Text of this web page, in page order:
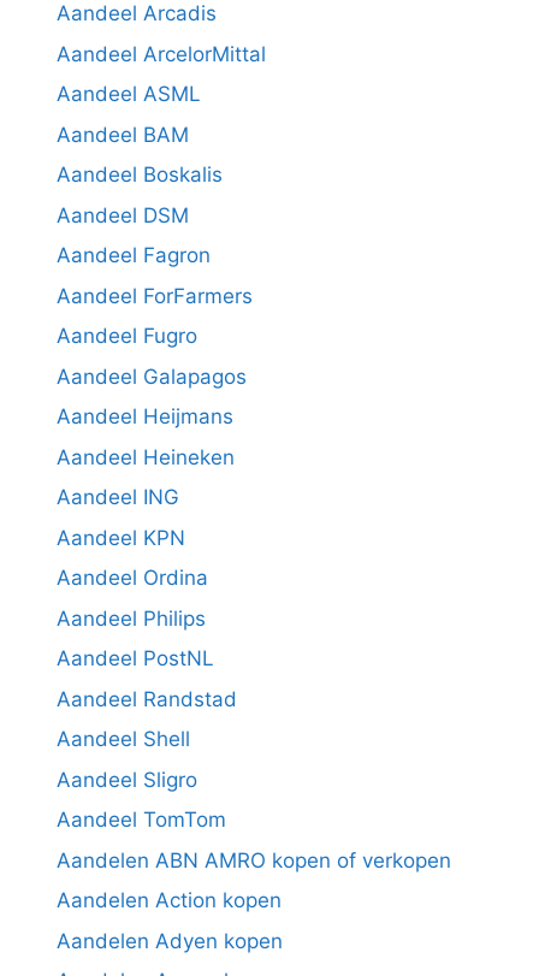
Aandeel Arcadis
Aandeel ArcelorMittal
Aandeel ASML
Aandeel BAM
Aandeel Boskalis
Aandeel DSM
Aandeel Fagron
Aandeel ForFarmers
Aandeel Fugro
Aandeel Galapagos
Aandeel Heijmans
Aandeel Heineken
Aandeel ING
Aandeel KPN
Aandeel Ordina
Aandeel Philips
Aandeel PostNL
Aandeel Randstad
Aandeel Shell
Aandeel Sligro
Aandeel TomTom
Aandelen ABN AMRO kopen of verkopen
Aandelen Action kopen
Aandelen Adyen kopen